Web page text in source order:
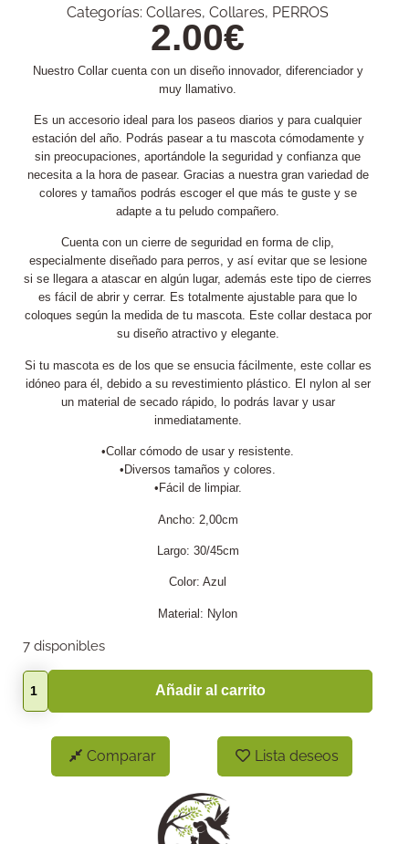
Categorías: Collares, Collares, PERROS
2.00€
Nuestro Collar cuenta con un diseño innovador, diferenciador y
muy llamativo.
Es un accesorio ideal para los paseos diarios y para cualquier
estación del año. Podrás pasear a tu mascota cómodamente y
sin preocupaciones, aportándole la seguridad y confianza que
necesita a la hora de pasear. Gracias a nuestra gran variedad de
colores y tamaños podrás escoger el que más te guste y se
adapte a tu peludo compañero.
Cuenta con un cierre de seguridad en forma de clip,
especialmente diseñado para perros, y así evitar que se lesione
si se llegara a atascar en algún lugar, además este tipo de cierres
es fácil de abrir y cerrar. Es totalmente ajustable para que lo
coloques según la medida de tu mascota. Este collar destaca por
su diseño atractivo y elegante.
Si tu mascota es de los que se ensucia fácilmente, este collar es
idóneo para él, debido a su revestimiento plástico. El nylon al ser
un material de secado rápido, lo podrás lavar y usar
inmediatamente.
•Collar cómodo de usar y resistente.
•Diversos tamaños y colores.
•Fácil de limpiar.
Ancho: 2,00cm
Largo: 30/45cm
Color: Azul
Material: Nylon
7 disponibles
Añadir al carrito
Comparar Lista deseos